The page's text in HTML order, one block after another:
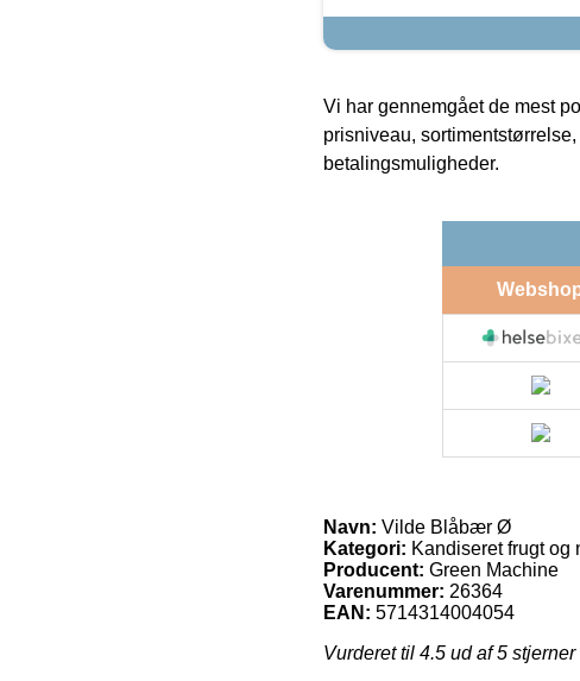
Vi har gennemgået de mest
prisniveau,
betalingsmuligheder.
Navn: Vilde Blåbær Ø
Kategori: Kandiseret frugt og
Producent: Green Machine
Varenummer: 26364
EAN: 5714314004054
Vurderet til 4.5 ud af 5 stjerner